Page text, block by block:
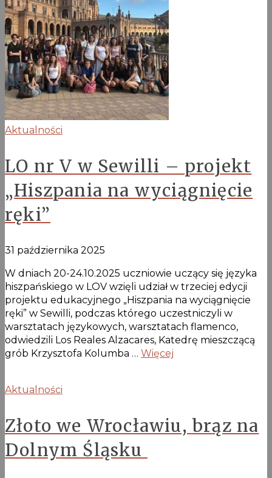
Aktualności
LO nr V w Sewilli – projekt
„Hiszpania na wyciągnięcie
ręki”
31 października 2025
W dniach 20-24.10.2025 uczniowie uczący się języka
hiszpańskiego w LOV wzięli udział w trzeciej edycji
projektu edukacyjnego „Hiszpania na wyciągnięcie
ręki” w Sewilli, podczas którego uczestniczyli w
warsztatach językowych, warsztatach flamenco,
odwiedzili Los Reales Alzacares, Katedrę mieszczącą
grób Krzysztofa Kolumba … Więcej
Aktualności
Złoto we Wrocławiu, brąz na
Dolnym Śląsku